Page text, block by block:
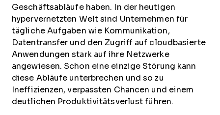
Geschäftsabläufe haben. In der heutigen
hypervernetzten Welt sind Unternehmen für
tägliche Aufgaben wie Kommunikation,
Datentransfer und den Zugriff auf cloudbasierte
Anwendungen stark auf ihre Netzwerke
angewiesen. Schon eine einzige Störung kann
diese Abläufe unterbrechen und so zu
Ineffizienzen, verpassten Chancen und einem
deutlichen Produktivitätsverlust führen.